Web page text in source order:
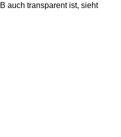
auch transparent ist, sieht